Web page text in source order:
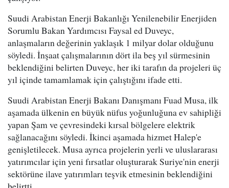
Suudi Arabistan Enerji Bakanlığı Yenilenebilir Enerjiden
Sorumlu Bakan Yardımcısı Faysal ed Duveyc,
anlaşmaların değerinin yaklaşık 1 milyar dolar olduğunu
söyledi. İnşaat çalışmalarının dört ila beş yıl sürmesinin
beklendiğini belirten Duveyc, her iki tarafın da projeleri üç
yıl içinde tamamlamak için çalıştığını ifade etti.
Suudi Arabistan Enerji Bakanı Danışmanı Fuad Musa, ilk
aşamada ülkenin en büyük nüfus yoğunluğuna ev sahipliği
yapan Şam ve çevresindeki kırsal bölgelere elektrik
sağlanacağını söyledi. İkinci aşamada hizmet Halep'e
genişletilecek. Musa ayrıca projelerin yerli ve uluslararası
yatırımcılar için yeni fırsatlar oluşturarak Suriye'nin enerji
sektörüne ilave yatırımları teşvik etmesinin beklendiğini